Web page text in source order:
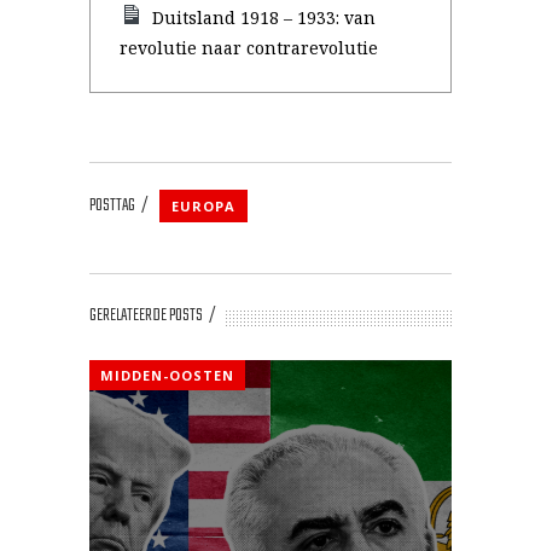
Duitsland 1918 – 1933: van
revolutie naar contrarevolutie
POSTTAG EUROPA
GERELATEERDE POSTS
MIDDEN-OOSTEN